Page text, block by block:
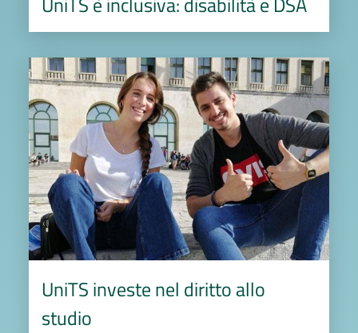
Image
UniTS investe nel diritto allo
studio